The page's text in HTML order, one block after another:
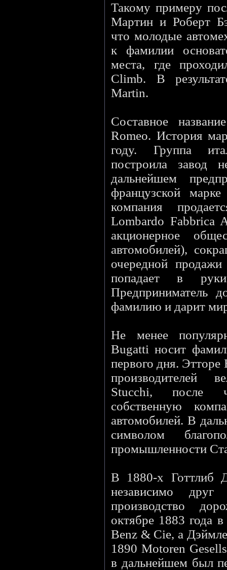
Такому примеру
Мартин и Роберт
что молодые
к фамилии
места, где
Climb. В
Martin.
Составное
Romeo. История
году. Группа
построила завод
дальнейшем
французской
компания
Lombardo Fabbrica
акционерное
автомобилей),
очередной
попадает в
Предприниматель
фамилию и дарит
Не менее
Bugatti носит
первого дня. Этторе
производителей
Stucchi, после
собственную
автомобилей. В
символом
промышленности
В 1880-х Готтлиб
независимо
производство
октябре 1883 года
Benz & Cie, а
1890 Motoren
в дальнейшем был